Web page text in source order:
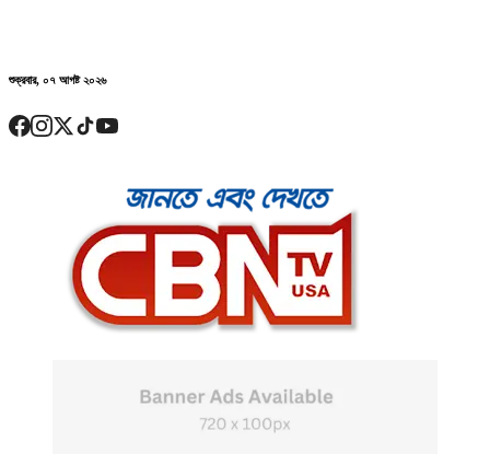
শুক্রবার, ০৭ আগষ্ট ২০২৬